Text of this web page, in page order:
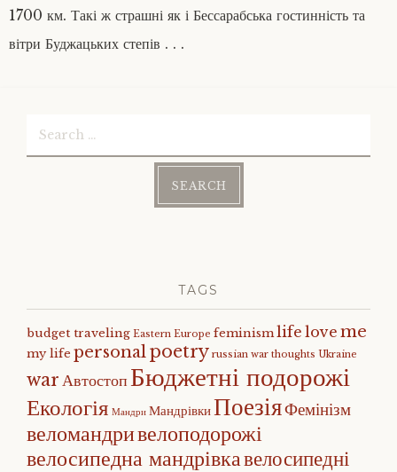
1700 км. Такі ж страшні як і Бессарабська гостинність та
вітри Буджацьких степів . . .
TAGS
budget traveling Eastern Europe feminismlife love me
my life personalpoetry russian war thoughts Ukraine
warАвтостопБюджетні подорожі
Екологія Мандри МандрівкиПоезіяФемінізм
веломандривелоподорожі
велосипедна мандрівкавелосипедні